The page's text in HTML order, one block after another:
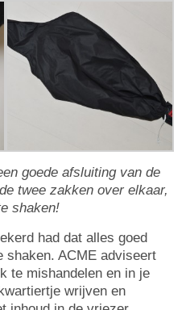
goede afsluiting van de
twee zakken over elkaar,
shaken!
had dat alles goed
ACME adviseert
te mishandelen en in je
wrijven en